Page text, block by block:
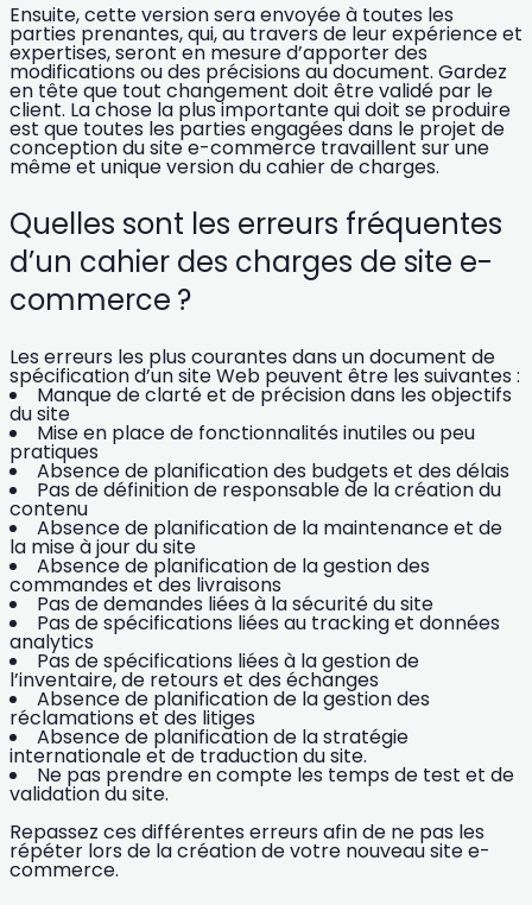
Ensuite, cette version sera envoyée à toutes les
parties prenantes, qui, au travers de leur expérience et
expertises, seront en mesure d’apporter des
modifications ou des précisions au document. Gardez
en tête que tout changement doit être validé par le
client. La chose la plus importante qui doit se produire
est que toutes les parties engagées dans le projet de
conception du site e-commerce travaillent sur une
même et unique version du cahier de charges.
Quelles sont les erreurs fréquentes
d’un cahier des charges de site e-
commerce ?
Les erreurs les plus courantes dans un document de
spécification d’un site Web peuvent être les suivantes :
Manque de clarté et de précision dans les objectifs
du site
Mise en place de fonctionnalités inutiles ou peu
pratiques
Absence de planification des budgets et des délais
Pas de définition de responsable de la création du
contenu
Absence de planification de la maintenance et de
la mise à jour du site
Absence de planification de la gestion des
commandes et des livraisons
Pas de demandes liées à la sécurité du site
Pas de spécifications liées au tracking et données
analytics
Pas de spécifications liées à la gestion de
l’inventaire, de retours et des échanges
Absence de planification de la gestion des
réclamations et des litiges
Absence de planification de la stratégie
internationale et de traduction du site.
Ne pas prendre en compte les temps de test et de
validation du site.
Repassez ces différentes erreurs afin de ne pas les
répéter lors de la création de votre nouveau site e-
commerce.